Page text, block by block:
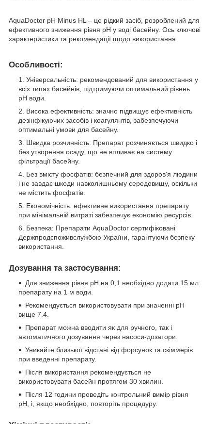
AquaDoctor pH Minus HL – це рідкий засіб, розроблений для
ефективного зниження рівня pH у воді басейну. Ось ключові
характеристики та рекомендації щодо використання.
Особливості:
Універсальність: рекомендований для використання у
всіх типах басейнів, підтримуючи оптимальний рівень
pH води.
Висока ефективність: значно підвищує ефективність
дезінфікуючих засобів і коагулянтів, забезпечуючи
оптимальні умови для басейну.
Швидка розчинність: Препарат розчиняється швидко і
без утворення осаду, що не впливає на систему
фільтрації басейну.
Без вмісту фосфатів: безпечний для здоров'я людини
і не завдає шкоди навколишньому середовищу, оскільки
не містить фосфатів.
Економічність: ефективне використання препарату
при мінімальній витраті забезпечує економію ресурсів.
Безпека: Препарати AquaDoctor сертифіковані
Держпродспоживслужбою України, гарантуючи безпеку
використання.
Дозування та застосування:
Для зниження рівня pH на 0,1 необхідно додати 15 мл
препарату на 1 м води.
Рекомендується використовувати при значенні pH
вище 7.4.
Препарат можна вводити як для ручного, так і
автоматичного дозування через насоси-дозатори.
Уникайте близької відстані від форсунок та скіммерів
при введенні препарату.
Після використання рекомендується не
використовувати басейн протягом 30 хвилин.
Після 12 години проведіть контрольний вимір рівня
pH, і, якщо необхідно, повторіть процедуру.